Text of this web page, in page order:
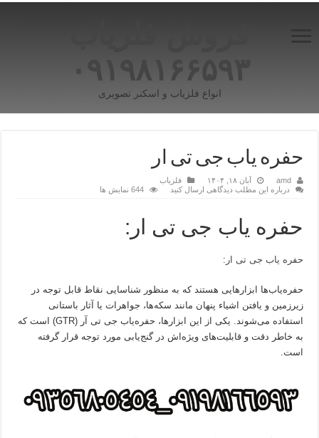
۰۹۱۹۸۱۶۶۵۹۳
انواع فلزیاب و اسکنر تصویری
حفره یاب جی تی ار
amd آبان ۱۸, ۱۴۰۴
فلزیاب
درباره این مطلب دیدگاهی ارسال کنید
644 نمایش ها
حفره یاب جی تی ار:
حفره یاب جی تی ار :
حفره‌یاب‌ها ابزارهایی هستند که به منظور شناسایی نقاط قابل توجه در
زیرزمین و یافتن اشیاء پنهان مانند سکه‌ها، جواهرات یا آثار باستانی
استفاده می‌شوند. یکی از این ابزارها، حفره‌یاب جی تی آر (GTR) است که
به خاطر دقت و قابلیت‌های ویژه‌اش در گنج‌یابی مورد توجه قرار گرفته
است.